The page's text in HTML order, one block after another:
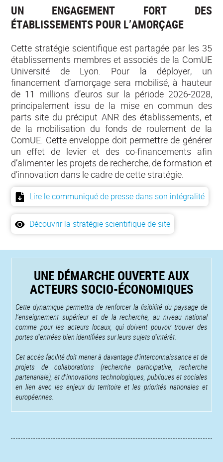
UN ENGAGEMENT FORT DES
ÉTABLISSEMENTS POUR L’AMORÇAGE
Cette stratégie scientifique est partagée par les 35
établissements membres et associés de la ComUE
Université de Lyon. Pour la déployer, un
financement d’amorçage sera mobilisé, à hauteur
de 11 millions d’euros sur la période 2026-2028,
principalement issu de la mise en commun des
parts site du préciput ANR des établissements, et
de la mobilisation du fonds de roulement de la
ComUE. Cette enveloppe doit permettre de générer
un effet de levier et des co-financements afin
d’alimenter les projets de recherche, de formation et
d’innovation dans le cadre de cette stratégie.
Lire le communiqué de presse dans son intégralité
Découvrir la stratégie scientifique de site
UNE DÉMARCHE OUVERTE AUX
ACTEURS SOCIO-ÉCONOMIQUES
Cette dynamique permettra de renforcer la lisibilité du paysage de
l’enseignement supérieur et de la recherche, au niveau national
comme pour les acteurs locaux, qui doivent pouvoir trouver des
portes d’entrées bien identifiées sur leurs sujets d’intérêt.
Cet accès facilité doit mener à davantage d’interconnaissance et de
projets de collaborations (recherche participative, recherche
partenariale), et d’innovations technologiques, publiques et sociales
en lien avec les enjeux du territoire et les priorités nationales et
européennes.